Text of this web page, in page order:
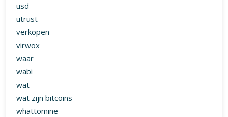
usd
utrust
verkopen
virwox
waar
wabi
wat
wat zijn bitcoins
whattomine